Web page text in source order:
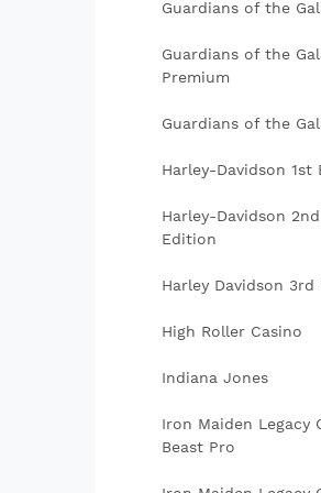
Guardians of the
Guardians of the
Premium
Guardians of the
Harley-Davidson 1st
Harley-Davidson 2nd
Edition
Harley Davidson 3rd
High Roller Casino
Indiana Jones
Iron Maiden Legacy
Beast Pro